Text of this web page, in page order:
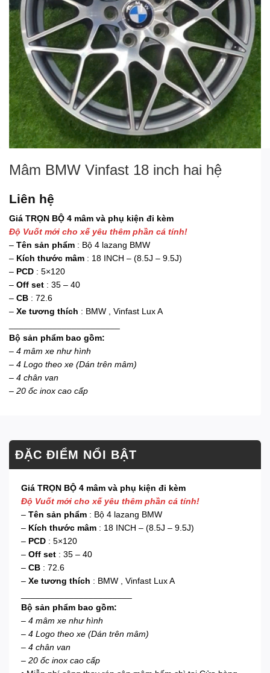
Mâm BMW Vinfast 18 inch hai hệ
Liên hệ
Giá TRỌN BỘ 4 mâm và phụ kiện đi kèm
Độ Vuốt mới cho xế yêu thêm phần cá tính!
– Tên sản phẩm : Bộ 4 lazang BMW
– Kích thước mâm : 18 INCH – (8.5J – 9.5J)
– PCD : 5×120
– Off set : 35 – 40
– CB : 72.6
– Xe tương thích : BMW , Vinfast Lux A
Bộ sản phẩm bao gồm:
– 4 mâm xe như hình
– 4 Logo theo xe (Dán trên mâm)
– 4 chân van
– 20 ốc inox cao cấp
ĐẶC ĐIỂM NỔI BẬT
Giá TRỌN BỘ 4 mâm và phụ kiện đi kèm
Độ Vuốt mới cho xế yêu thêm phần cá tính!
– Tên sản phẩm : Bộ 4 lazang BMW
– Kích thước mâm : 18 INCH – (8.5J – 9.5J)
– PCD : 5×120
– Off set : 35 – 40
– CB : 72.6
– Xe tương thích : BMW , Vinfast Lux A
Bộ sản phẩm bao gồm:
– 4 mâm xe như hình
– 4 Logo theo xe (Dán trên mâm)
– 4 chân van
– 20 ốc inox cao cấp